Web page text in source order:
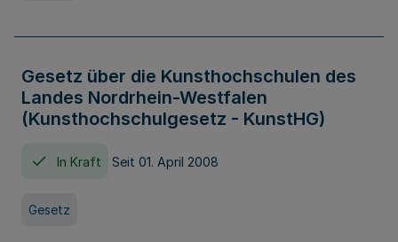
Gesetz über die Kunsthochschulen des
Landes Nordrhein-Westfalen
(Kunsthochschulgesetz - KunstHG)
In Kraft Seit 01. April 2008
Gesetz